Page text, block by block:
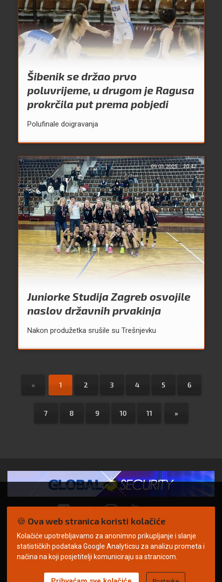
Šibenik se držao prvo
poluvrijeme, u drugom je Ragusa
prokrčila put prema pobjedi
Polufinale doigravanja
09.03.2025. 20:42
Juniorke Studija Zagreb osvojile
naslov državnih prvakinja
Nakon produžetka srušile su Trešnjevku
« 1 2 3 4 5 6
7 8 9 10 11 »
© Copyright 2026. | ARILEO
🍪 Ova web stranica koristi kolačiće
Kolačiće upotrebljavamo za anonimno prikupljanje i slanje
statističkih podataka Google Analyticsu za analizu prometa i
načina na koji posjetitelji komuniciraju sa stranicom.